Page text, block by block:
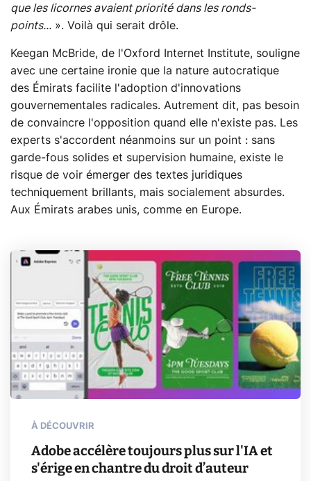
que les licornes avaient priorité dans les ronds-
points... ». Voilà qui serait drôle.
Keegan McBride, de l'Oxford Internet Institute, souligne
avec une certaine ironie que la nature autocratique
des Émirats facilite l'adoption d'innovations
gouvernementales radicales. Autrement dit, pas besoin
de convaincre l'opposition quand elle n'existe pas. Les
experts s'accordent néanmoins sur un point : sans
garde-fous solides et supervision humaine, existe le
risque de voir émerger des textes juridiques
techniquement brillants, mais socialement absurdes.
Aux Émirats arabes unis, comme en Europe.
À DÉCOUVRIR
Adobe accélère toujours plus sur l'IA et
s'érige en chantre du droit d’auteur